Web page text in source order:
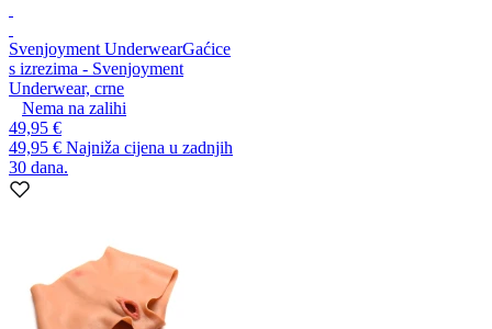
Svenjoyment UnderwearGaćice
s izrezima - Svenjoyment
Underwear, crne
Nema na zalihi
49,95 €
49,95 € Najniža cijena u zadnjih
30 dana.